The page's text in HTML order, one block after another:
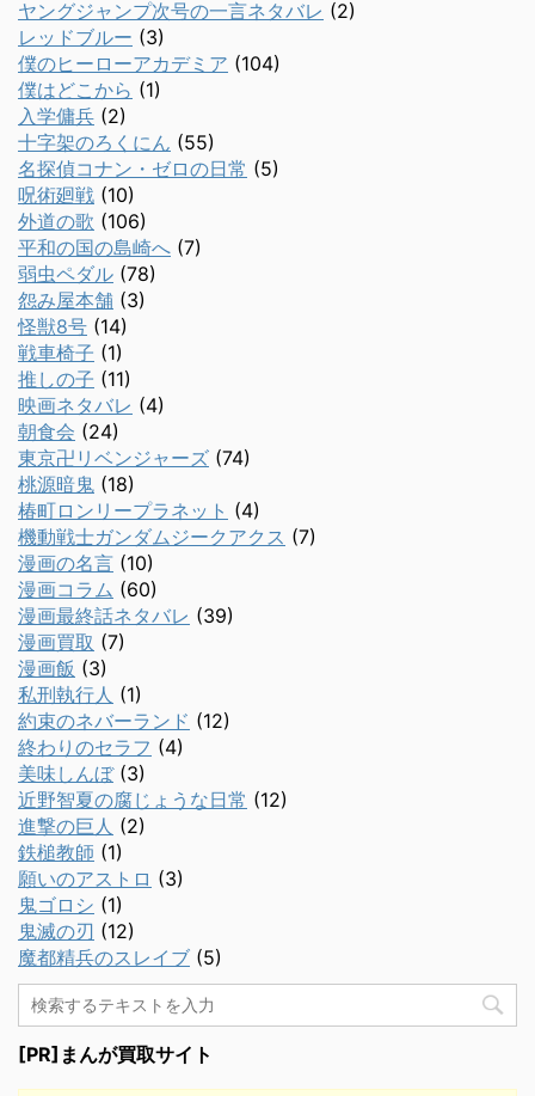
ヤングジャンプ次号の一言ネタバレ (2)
レッドブルー (3)
僕のヒーローアカデミア (104)
僕はどこから (1)
入学傭兵 (2)
十字架のろくにん (55)
名探偵コナン・ゼロの日常 (5)
呪術廻戦 (10)
外道の歌 (106)
平和の国の島崎へ (7)
弱虫ペダル (78)
怨み屋本舗 (3)
怪獣8号 (14)
戦車椅子 (1)
推しの子 (11)
映画ネタバレ (4)
朝食会 (24)
東京卍リベンジャーズ (74)
桃源暗鬼 (18)
椿町ロンリープラネット (4)
機動戦士ガンダムジークアクス (7)
漫画の名言 (10)
漫画コラム (60)
漫画最終話ネタバレ (39)
漫画買取 (7)
漫画飯 (3)
私刑執行人 (1)
約束のネバーランド (12)
終わりのセラフ (4)
美味しんぼ(3)
近野智夏の腐じょうな日常 (12)
進撃の巨人 (2)
鉄槌教師 (1)
願いのアストロ (3)
鬼ゴロシ (1)
鬼滅の刃 (12)
魔都精兵のスレイブ (5)
[PR]まんが買取サイト